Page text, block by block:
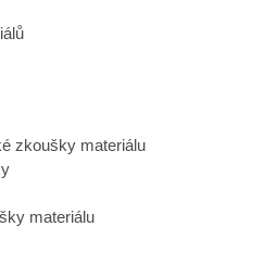
zkoušky materiálu
materiálu